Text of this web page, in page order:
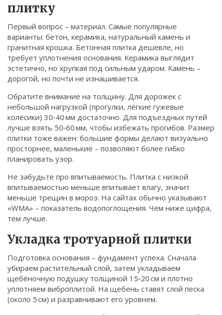
плитку
Первый вопрос – материал. Самые популярные
варианты: бетон, керамика, натуральный камень и
гранитная крошка. Бетонная плитка дешевле, но
требует уплотнения основания. Керамика выглядит
эстетично, но хрупкая под сильным ударом. Камень –
дорогой, но почти не изнашивается.
Обратите внимание на толщину. Для дорожек с
небольшой нагрузкой (прогулки, лёгкие гужевые
колёсики) 30‑40 мм достаточно. Для подъездных путей
лучше взять 50‑60 мм, чтобы избежать прогибов. Размер
плитки тоже важен: большие формы делают визуально
просторнее, маленькие – позволяют более гибко
планировать узор.
Не забудьте про впитываемость. Плитка с низкой
впитываемостью меньше впитывает влагу, значит
меньше трещин в мороз. На сайтах обычно указывают
«WMA» – показатель водопоглощения. Чем ниже цифра,
тем лучше.
Укладка тротуарной плитки
Подготовка основания – фундамент успеха. Сначала
убираем растительный слой, затем укладываем
щебёночную подушку толщиной 15‑20 см и плотно
уплотняем виброплитой. На щебень ставят слой песка
(около 5 см) и разравнивают его уровнем.